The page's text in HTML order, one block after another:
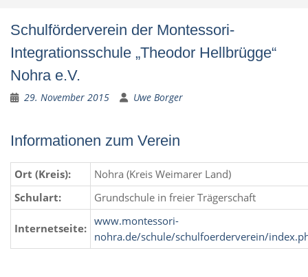
Schulförderverein der Montessori-
Integrationsschule „Theodor Hellbrügge“
Nohra e.V.
29. November 2015 Uwe Borger
Informationen zum Verein
Ort (Kreis):
Nohra (Kreis Weimarer Land)
Schulart:
Grundschule in freier Trägerschaft
Internetseite:
www.montessori-
nohra.de/schule/schulfoerderverein/